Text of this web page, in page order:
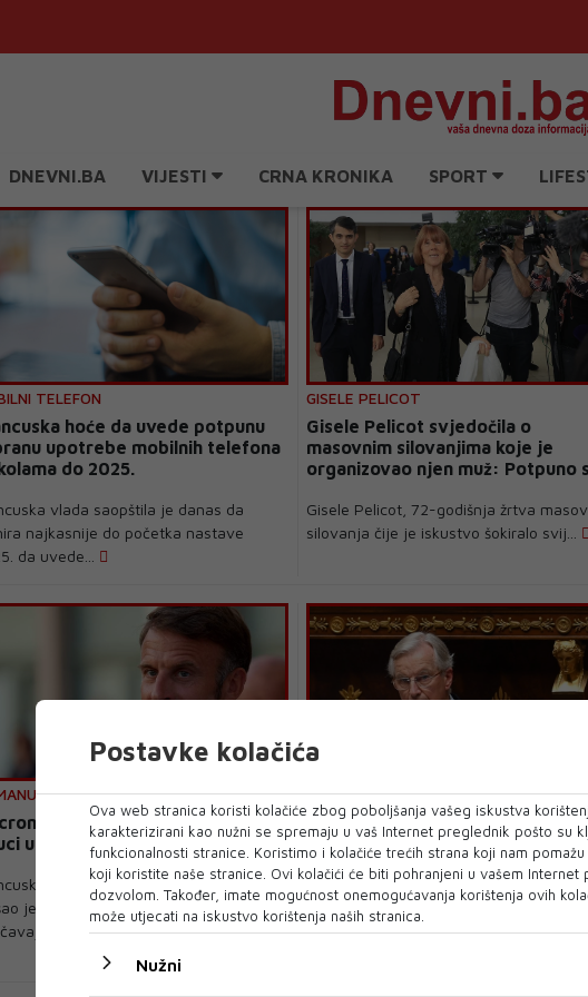
DNEVNI.BA VIJESTI CRNA KRONIKA SPORT
TELEFON
hoće da uvede potpunu
upotrebe mobilnih telefona
do 2025.
vlada saopštila je danas da
najkasnije do početka nastave
da uvede...
GISELE PELICOT
Gisele Pelicot svjedočila o
masovnim silovanjima koje je
organizovao njen muž: Potpuno
Gisele Pelicot, 72-godišnja žrtva
silovanja čije je iskustvo šokiralo svij...
MACRON
obišao ukrajinske trupe na
u Francuskoj
predsjednik Emmanuel Macron
je danas ukrajinske trupe, koje se
...
MICHEL BARNIER
Premijer Francuske: Naša zemlja
mora bolje kontrolirati svoje
FRANCUSKA mora bolje kontrolirati
granice, rekao je danas premijer Michel
Barnier u govoru ...
Postavke kolačića
Ova web stranica koristi kolačiće zbog poboljšanja vašeg iskustva
karakterizirani kao nužni se spremaju u vaš Internet preglednik pošto su
funkcionalnosti stranice. Koristimo i kolačiće trećih strana koji nam
koji koristite naše stranice. Ovi kolačići će biti pohranjeni u vašem Internet
dozvolom. Također, imate mogućnost onemogućavanja korištenja ovih
može utjecati na iskustvo korištenja naših stranica.
Nužni